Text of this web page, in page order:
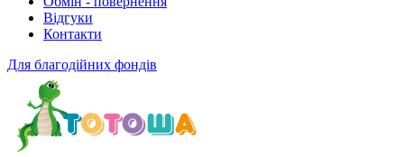
Відгуки
Контакти
Для благодійних фондів